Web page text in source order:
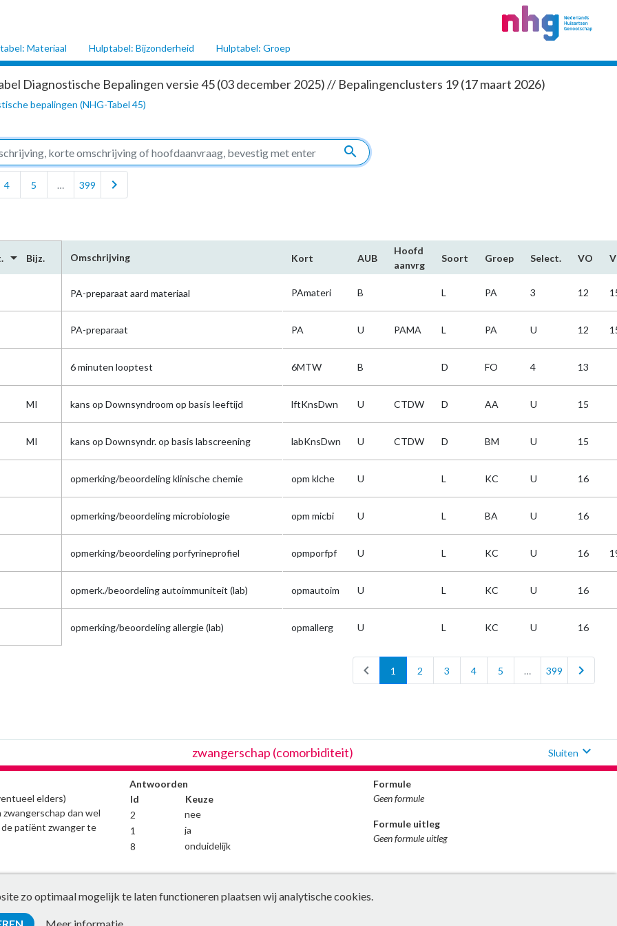
Materiaal Hulptabel: Bijzonderheid Hulptabel: Groep
Diagnostische Bepalingen versie 45 (03 december 2025) // Bepalingenclusters 19 (17 maart 2026)
bepalingen (NHG-Tabel 45)
search
4 5 … 399 chevron_right
arrow_drop_down Bijz. Omschrijving Kort AUB
Hoofd​
aanvrg
Soort Groep Select. VO
PA-preparaat aard materiaal PAmateri B L PA 3 12
PA-preparaat PA U PAMA L PA U 12
6 minuten looptest 6MTW B D FO 4 13
MI kans op Downsyndroom op basis leeftijd lftKnsDwn U CTDW D AA U 15
MI kans op Downsyndr. op basis labscreening labKnsDwn U CTDW D BM U 15
opmerking/beoordeling klinische chemie opm klche U L KC U 16
opmerking/beoordeling microbiologie opm micbi U L BA U 16
opmerking/beoordeling porfyrineprofiel opmporfpf U L KC U 16
opmerk./beoordeling autoimmuniteit (lab) opmautoim U L KC U 16
opmerking/beoordeling allergie (lab) opmallerg U L KC U 16
chevron_left 1 2 3 4 5 … 399 chevron_right
zwangerschap (comorbiditeit) Sluiten expand_more
elders)
dan wel
patiënt zwanger te
Antwoorden
Id
Keuze
2
nee
1
ja
8
onduidelijk
Formule
Geen formule
Formule uitleg
Geen formule uitleg
zo optimaal mogelijk te laten functioneren plaatsen wij analytische cookies.